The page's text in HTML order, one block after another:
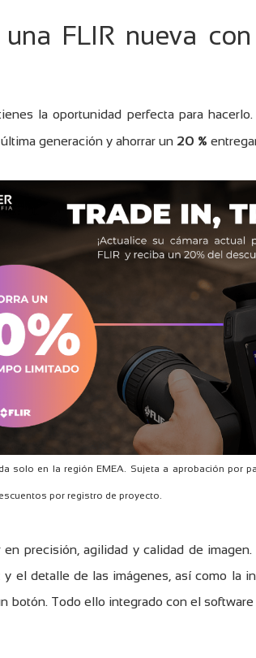
FLIR nueva
la oportunidad perfecta para
generación y ahorrar un 20 %
solo en la región EMEA. Sujeta a aprobación por
por registro de proyecto.
precisión, agilidad y calidad de
y el detalle de las imágenes, así como la
botón. Todo ello integrado con el